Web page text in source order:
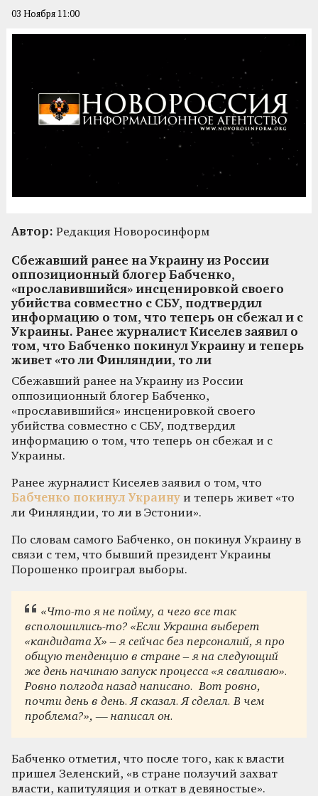
03 Ноября 11:00
Автор: Редакция Новоросинформ
Сбежавший ранее на Украину из России
оппозиционный блогер Бабченко,
«прославившийся» инсценировкой своего
убийства совместно с СБУ, подтвердил
информацию о том, что теперь он сбежал и с
Украины. Ранее журналист Киселев заявил о
том, что Бабченко покинул Украину и теперь
живет «то ли Финляндии, то ли
Сбежавший ранее на Украину из России
оппозиционный блогер Бабченко,
«прославившийся» инсценировкой своего
убийства совместно с СБУ, подтвердил
информацию о том, что теперь он сбежал и с
Украины.
Ранее журналист Киселев заявил о том, что
Бабченко покинул Украину и теперь живет «то
ли Финляндии, то ли в Эстонии».
По словам самого Бабченко, он покинул Украину в
связи с тем, что бывший президент Украины
Порошенко проиграл выборы.
«Что-то я не пойму, а чего все так
всполошились-то? «Если Украина выберет
«кандидата Х» – я сейчас без персоналий, я про
общую тенденцию в стране – я на следующий
же день начинаю запуск процесса «я сваливаю».
Ровно полгода назад написано. Вот ровно,
почти день в день. Я сказал. Я сделал. В чем
проблема?», — написал он.
Бабченко отметил, что после того, как к власти
пришел Зеленский, «в стране ползучий захват
власти, капитуляция и откат в девяностые».